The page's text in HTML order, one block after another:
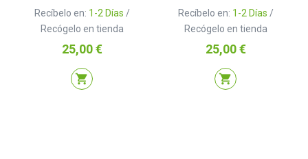
Recíbelo en: 1-2 Días /
Recógelo en tienda
Precio
25,00 €
shopping_cart
Recíbelo en: 1-2 Días /
Recógelo en tienda
Precio
25,00 €
shopping_cart